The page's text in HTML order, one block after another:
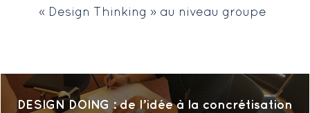
« Design Thinking » au niveau groupe
DESIGN DOING : de l’idée à la concrétisation